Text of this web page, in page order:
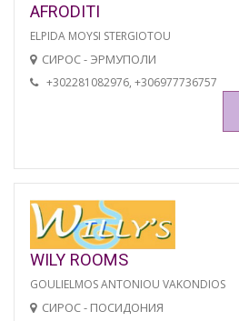
AFRODITI
ELPIDA MOYSI STERGIOTOU
СИРОС - ЭРМУПОЛИ
+302281082976, +306977736757
WILY ROOMS
GOULIELMOS ANTONIOU VAKONDIOS
СИРОС - ПОСИДОНИЯ